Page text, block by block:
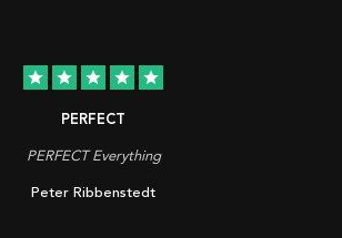
star star star star star
PERFECT
PERFECT Everything
Peter Ribbenstedt